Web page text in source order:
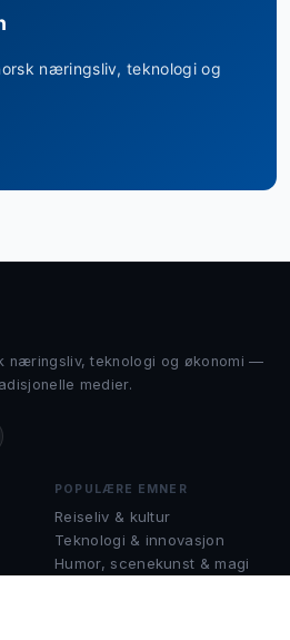
næringsliv, teknologi og
næringsliv, teknologi og økonomi —
medier.
POPULÆRE EMNER
Reiseliv & kultur
Teknologi & innovasjon
Humor, scenekunst & magi